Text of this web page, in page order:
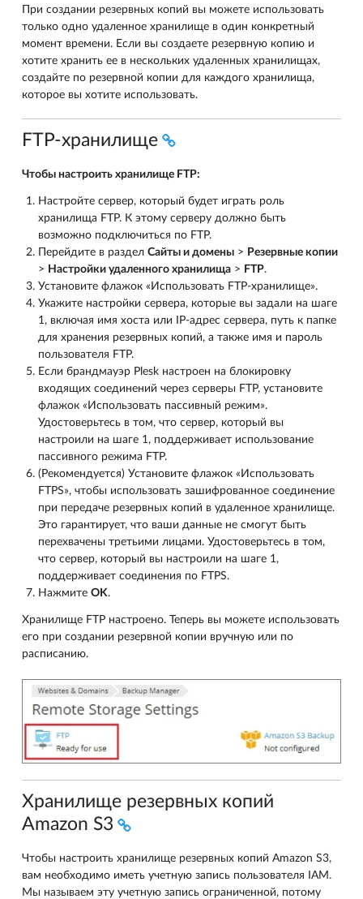
При создании резервных копий вы можете использовать
только одно удаленное хранилище в один конкретный
момент времени. Если вы создаете резервную копию и
хотите хранить ее в нескольких удаленных хранилищах,
создайте по резервной копии для каждого хранилища,
которое вы хотите использовать.
FTP-хранилище
Чтобы настроить хранилище FTP:
Настройте сервер, который будет играть роль
хранилища FTP. К этому серверу должно быть
возможно подключиться по FTP.
Перейдите в раздел Сайты и домены > Резервные копии
> Настройки удаленного хранилища > FTP.
Установите флажок «Использовать FTP-хранилище».
Укажите настройки сервера, которые вы задали на шаге
1, включая имя хоста или IP-адрес сервера, путь к папке
для хранения резервных копий, а также имя и пароль
пользователя FTP.
Если брандмауэр Plesk настроен на блокировку
входящих соединений через серверы FTP, установите
флажок «Использовать пассивный режим».
Удостоверьтесь в том, что сервер, который вы
настроили на шаге 1, поддерживает использование
пассивного режима FTP.
(Рекомендуется) Установите флажок «Использовать
FTPS», чтобы использовать зашифрованное соединение
при передаче резервных копий в удаленное хранилище.
Это гарантирует, что ваши данные не смогут быть
перехвачены третьими лицами. Удостоверьтесь в том,
что сервер, который вы настроили на шаге 1,
поддерживает соединения по FTPS.
Нажмите OK.
Хранилище FTP настроено. Теперь вы можете использовать
его при создании резервной копии вручную или по
расписанию.
Хранилище резервных копий
Amazon S3
Чтобы настроить хранилище резервных копий Amazon S3,
вам необходимо иметь учетную запись пользователя IAM.
Мы называем эту учетную запись ограниченной, потому